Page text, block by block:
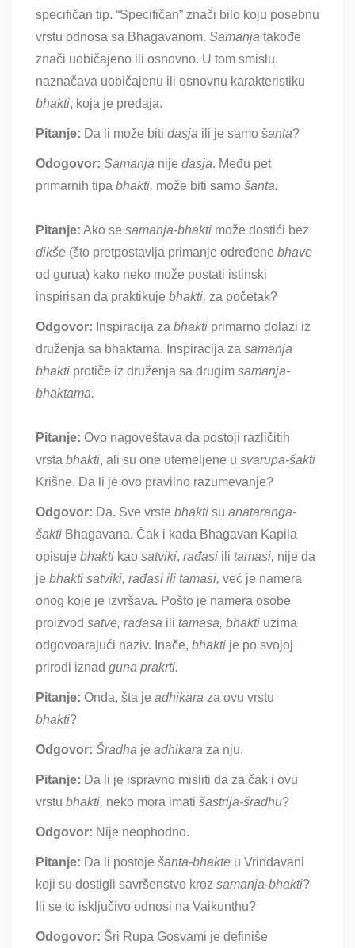
specifičan tip. “Specifičan” znači bilo koju posebnu
vrstu odnosa sa Bhagavanom. Samanja takođe
znači uobičajeno ili osnovno. U tom smislu,
naznačava uobičajenu ili osnovnu karakteristiku
bhakti, koja je predaja.
Pitanje: Da li može biti dasja ili je samo šanta?
Odogovor: Samanja nije dasja. Među pet
primarnih tipa bhakti, može biti samo šanta.
Pitanje: Ako se samanja-bhakti može dostići bez
dikše (što pretpostavlja primanje određene bhave
od gurua) kako neko može postati istinski
inspirisan da praktikuje bhakti, za početak?
Odgovor: Inspiracija za bhakti primarno dolazi iz
druženja sa bhaktama. Inspiracija za samanja
bhakti protiče iz druženja sa drugim samanja-
bhaktama.
Pitanje: Ovo nagoveštava da postoji različitih
vrsta bhakti, ali su one utemeljene u svarupa-šakti
Krišne. Da li je ovo pravilno razumevanje?
Odgovor: Da. Sve vrste bhakti su anataranga-
šakti Bhagavana. Čak i kada Bhagavan Kapila
opisuje bhakti kao satviki, rađasi ili tamasi, nije da
je bhakti satviki, rađasi ili tamasi, već je namera
onog koje je izvršava. Pošto je namera osobe
proizvod satve, rađasa ili tamasa, bhakti uzima
odgovoarajući naziv. Inače, bhakti je po svojoj
prirodi iznad guna prakrti.
Pitanje: Onda, šta je adhikara za ovu vrstu
bhakti?
Odgovor: Šradha je adhikara za nju.
Pitanje: Da li je ispravno misliti da za čak i ovu
vrstu bhakti, neko mora imati šastrija-šradhu?
Odgovor: Nije neophodno.
Pitanje: Da li postoje šanta-bhakte u Vrindavani
koji su dostigli savršenstvo kroz samanja-bhakti?
Ili se to isključivo odnosi na Vaikunthu?
Odogovor: Šri Rupa Gosvami je definiše